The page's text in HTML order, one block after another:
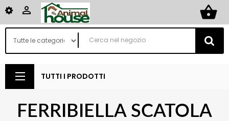
shopping_basket

TUTTI I PRODOTTI
FERRIBIELLA SCATOLA